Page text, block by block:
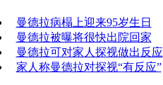
曼德拉病榻上迎来95岁生日
曼德拉被曝将很快出院回家
曼德拉可对家人探视做出反应
家人称曼德拉对探视“有反应”